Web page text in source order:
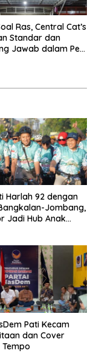
Ras, Central Cat’s
Standar dan
Jawab dalam Pet
Harlah 92 dengan
Jombang,
Jadi Hub Anak
Pati Kecam
dan Cover